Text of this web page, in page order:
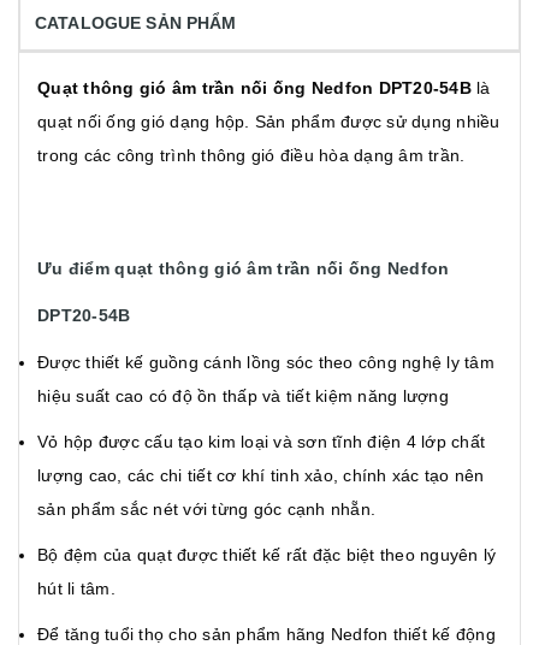
CATALOGUE SẢN PHẨM
Quạt thông gió âm trần nối ống Nedfon DPT20-54B là
quạt nối ống gió dạng hộp. Sản phẩm được sử dụng nhiều
trong các công trình thông gió điều hòa dạng âm trần.
Ưu điểm quạt thông gió âm trần nối ống Nedfon
DPT20-54B
Được thiết kế guồng cánh lồng sóc theo công nghệ ly tâm
hiệu suất cao có độ ồn thấp và tiết kiệm năng lượng
Vỏ hộp được cấu tạo kim loại và sơn tĩnh điện 4 lớp chất
lượng cao, các chi tiết cơ khí tinh xảo, chính xác tạo nên
sản phẩm sắc nét với từng góc cạnh nhẵn.
Bộ đệm của quạt được thiết kế rất đặc biệt theo nguyên lý
hút li tâm.
Để tăng tuổi thọ cho sản phẩm hãng Nedfon thiết kế động